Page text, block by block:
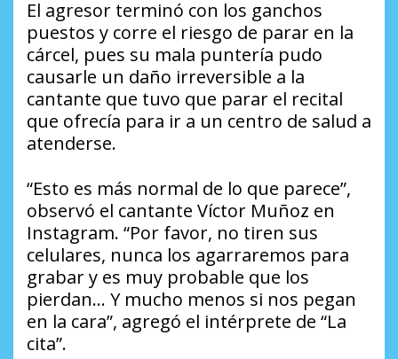
El agresor terminó con los ganchos
puestos y corre el riesgo de parar en la
cárcel, pues su mala puntería pudo
causarle un daño irreversible a la
cantante que tuvo que parar el recital
que ofrecía para ir a un centro de salud a
atenderse.
“Esto es más normal de lo que parece”,
observó el cantante Víctor Muñoz en
Instagram. “Por favor, no tiren sus
celulares, nunca los agarraremos para
grabar y es muy probable que los
pierdan… Y mucho menos si nos pegan
en la cara”, agregó el intérprete de “La
cita”.